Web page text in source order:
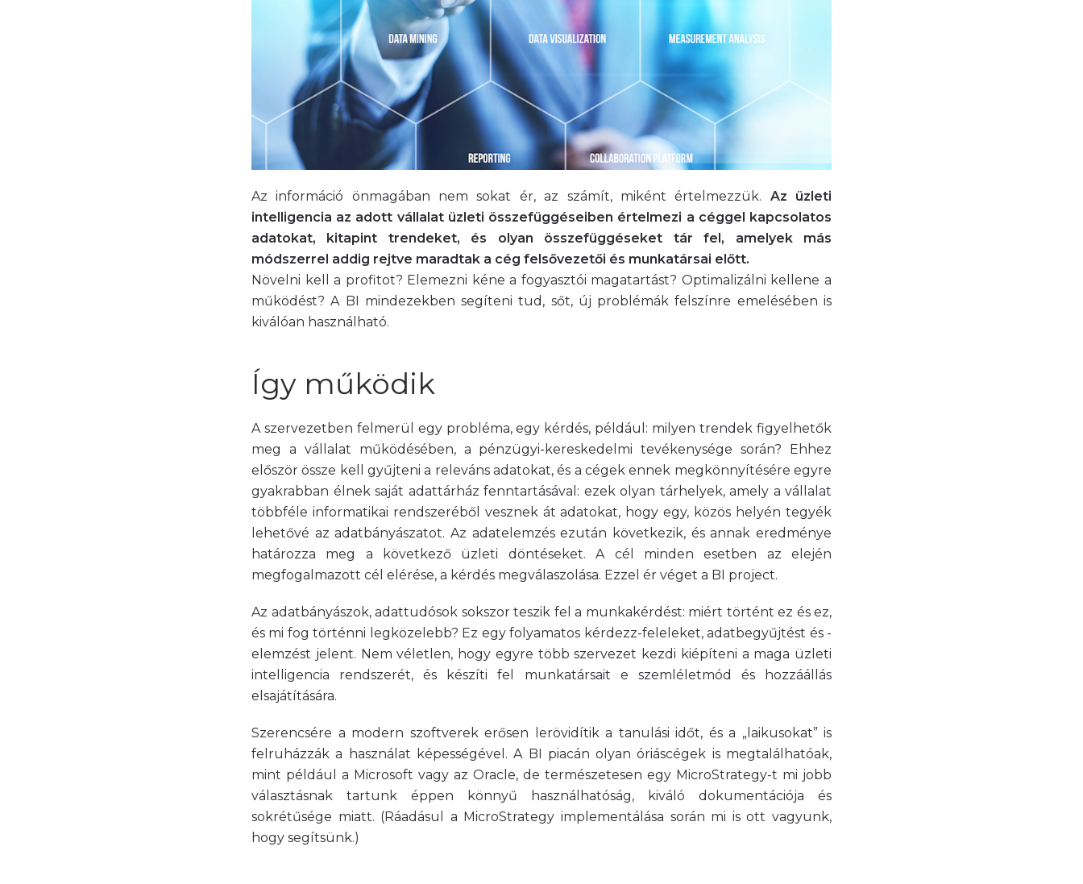
Az információ önmagában nem sokat ér, az számít, miként értelmezzük. Az üzleti
intelligencia az adott vállalat üzleti összefüggéseiben értelmezi a céggel kapcsolatos
adatokat, kitapint trendeket, és olyan összefüggéseket tár fel, amelyek más
módszerrel addig rejtve maradtak a cég felsővezetői és munkatársai előtt.
Növelni kell a profitot? Elemezni kéne a fogyasztói magatartást? Optimalizálni kellene a
működést? A BI mindezekben segíteni tud, sőt, új problémák felszínre emelésében is
kiválóan használható.
Így működik
A szervezetben felmerül egy probléma, egy kérdés, például: milyen trendek figyelhetők
meg a vállalat működésében, a pénzügyi-kereskedelmi tevékenysége során? Ehhez
először össze kell gyűjteni a releváns adatokat, és a cégek ennek megkönnyítésére egyre
gyakrabban élnek saját adattárház fenntartásával: ezek olyan tárhelyek, amely a vállalat
többféle informatikai rendszeréből vesznek át adatokat, hogy egy, közös helyén tegyék
lehetővé az adatbányászatot. Az adatelemzés ezután következik, és annak eredménye
határozza meg a következő üzleti döntéseket. A cél minden esetben az elején
megfogalmazott cél elérése, a kérdés megválaszolása. Ezzel ér véget a BI project.
Az adatbányászok, adattudósok sokszor teszik fel a munkakérdést: miért történt ez és ez,
és mi fog történni legközelebb? Ez egy folyamatos kérdezz-feleleket, adatbegyűjtést és -
elemzést jelent. Nem véletlen, hogy egyre több szervezet kezdi kiépíteni a maga üzleti
intelligencia rendszerét, és készíti fel munkatársait e szemléletmód és hozzáállás
elsajátítására.
Szerencsére a modern szoftverek erősen lerövidítik a tanulási időt, és a „laikusokat” is
felruházzák a használat képességével. A BI piacán olyan óriáscégek is megtalálhatóak,
mint például a Microsoft vagy az Oracle, de természetesen egy MicroStrategy-t mi jobb
választásnak tartunk éppen könnyű használhatóság, kiváló dokumentációja és
sokrétűsége miatt. (Ráadásul a MicroStrategy implementálása során mi is ott vagyunk,
hogy segítsünk.)